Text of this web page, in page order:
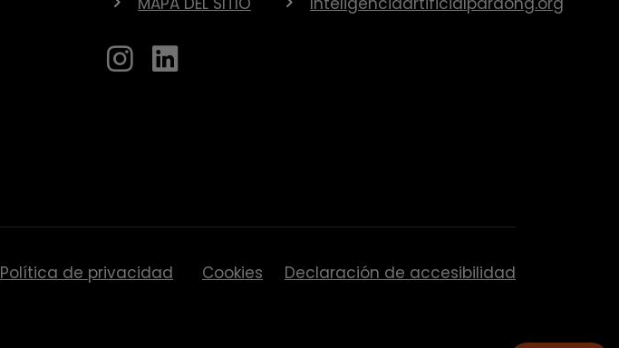
Política de privacidad Cookies Declaración de accesibilidad